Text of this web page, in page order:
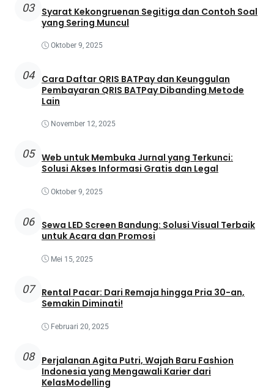
03
Syarat Kekongruenan Segitiga dan Contoh Soal
yang Sering Muncul
Oktober 9, 2025
04
Cara Daftar QRIS BATPay dan Keunggulan
Pembayaran QRIS BATPay Dibanding Metode
Lain
November 12, 2025
05 Web untuk Membuka Jurnal yang Terkunci:
Solusi Akses Informasi Gratis dan Legal
Oktober 9, 2025
06
Sewa LED Screen Bandung: Solusi Visual Terbaik
untuk Acara dan Promosi
Mei 15, 2025
07
Rental Pacar: Dari Remaja hingga Pria 30-an,
Semakin Diminati!
Februari 20, 2025
08
Perjalanan Agita Putri, Wajah Baru Fashion
Indonesia yang Mengawali Karier dari
KelasModelling